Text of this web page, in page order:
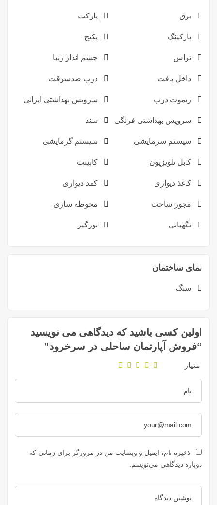
برق پارکت
پارکینگ پکیج
تراس چشم انداز زیبا
داخل بافت درب ضدسرقت
ریموت درب سرویس بهداشتی ایرانی
سرویس بهداشتی فرنگی سند
سیستم سرمایشی سیستم گرمایشی
کابل تلویزیون کابینت
کاغذ دیواری کمد دیواری
مجوز ساخت محوطه سازی
نگهبانی نورگیر
نمای ساختمان
سنگ
اولین کسی باشید که دیدگاهی می نویسید
“فروش آپارتمان ساحلی در سرخرود”
امتیاز
ذخیره نام، ایمیل و وبسایت من در مرورگر برای زمانی که
دوباره دیدگاهی می‌نویسم.